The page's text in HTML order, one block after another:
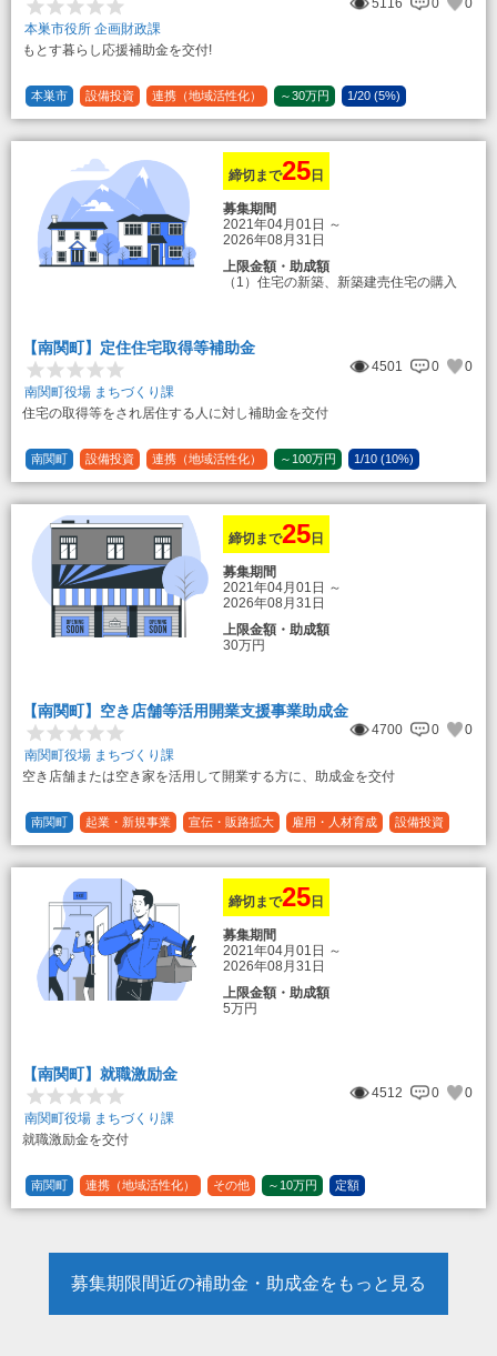
5116 0
0
本巣市役所 企画財政課
もとす暮らし応援補助金を交付!
本巣市 設備投資 連携（地域活性化） ～30万円 1/20 (5%)
締切まで25 日
募集期間
2021年04月01日 ～
2026年08月31日
上限金額・助成額
（1）住宅の新築、新築建売住宅の購入
（2）中古住宅の購入 25万円
登録事業者利用の場合25万円加算（25
（3）住宅リフォーム 経費の20％の額
登録事業者利用の場合、経費の10%の
額を加算（限度額25万円） （最大で50万
円＋25万円加算＝75万円）
【南関町】定住住宅取得等補助金
4501 0
0
南関町役場 まちづくり課
住宅の取得等をされ居住する人に対し補助金を交付
南関町 設備投資 連携（地域活性化） ～100万円
1/10 (10%)
1/5 (20%)
定額
締切まで25 日
募集期間
2021年04月01日 ～
2026年08月31日
上限金額・助成額
30万円
【南関町】空き店舗等活用開業支援事業助成金
4700 0
0
南関町役場 まちづくり課
空き店舗または空き家を活用して開業する方に、助成金を交付
南関町 起業・新規事業 宣伝・販路拡大 雇用・人材育成
設備投資
運転資金
連携（地域活性化） ～30万円 1/3 (33%)
締切まで25 日
募集期間
2021年04月01日 ～
2026年08月31日
上限金額・助成額
5万円
【南関町】就職激励金
4512 0
0
南関町役場 まちづくり課
就職激励金を交付
南関町 連携（地域活性化） その他 ～10万円 定額
募集期限間近の補助金・助成金をもっと見る